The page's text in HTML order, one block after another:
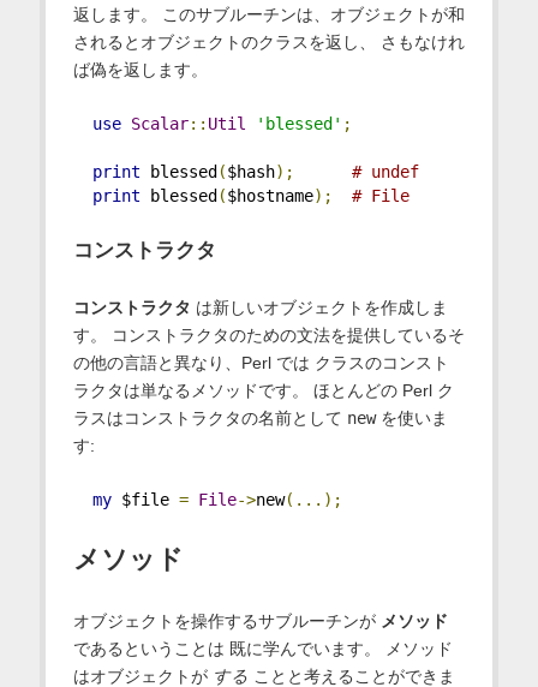
返します。 このサブルーチンは、オブジェクトが和
されるとオブジェクトのクラスを返し、 さもなけれ
ば偽を返します。
use Scalar:: Util 'blessed' ;
print blessed ($hash);
# undef
print blessed ($hostname); # File
コンストラクタ
コンストラクタ は新しいオブジェクトを作成しま
す。 コンストラクタのための文法を提供しているそ
の他の言語と異なり、Perl では クラスのコンスト
ラクタは単なるメソッドです。 ほとんどの Perl ク
ラスはコンストラクタの名前として newを使いま
す:
my $file = File->new(...);
メソッド
オブジェクトを操作するサブルーチンが メソッド
であるということは 既に学んでいます。 メソッド
はオブジェクトが する ことと考えることができま